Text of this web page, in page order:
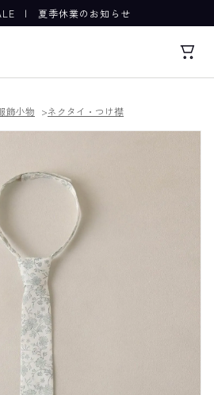
|夏季休業のお知らせ
飾小物 ネクタイ・つけ襟